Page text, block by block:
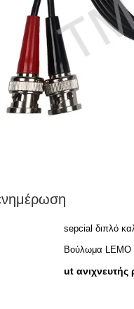
sepcial διπλό
Βούλωμα LEMO
ut